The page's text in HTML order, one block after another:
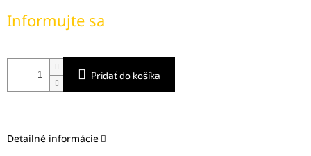
cena:
Informujte sa
Pridať do košíka
Detailné informácie